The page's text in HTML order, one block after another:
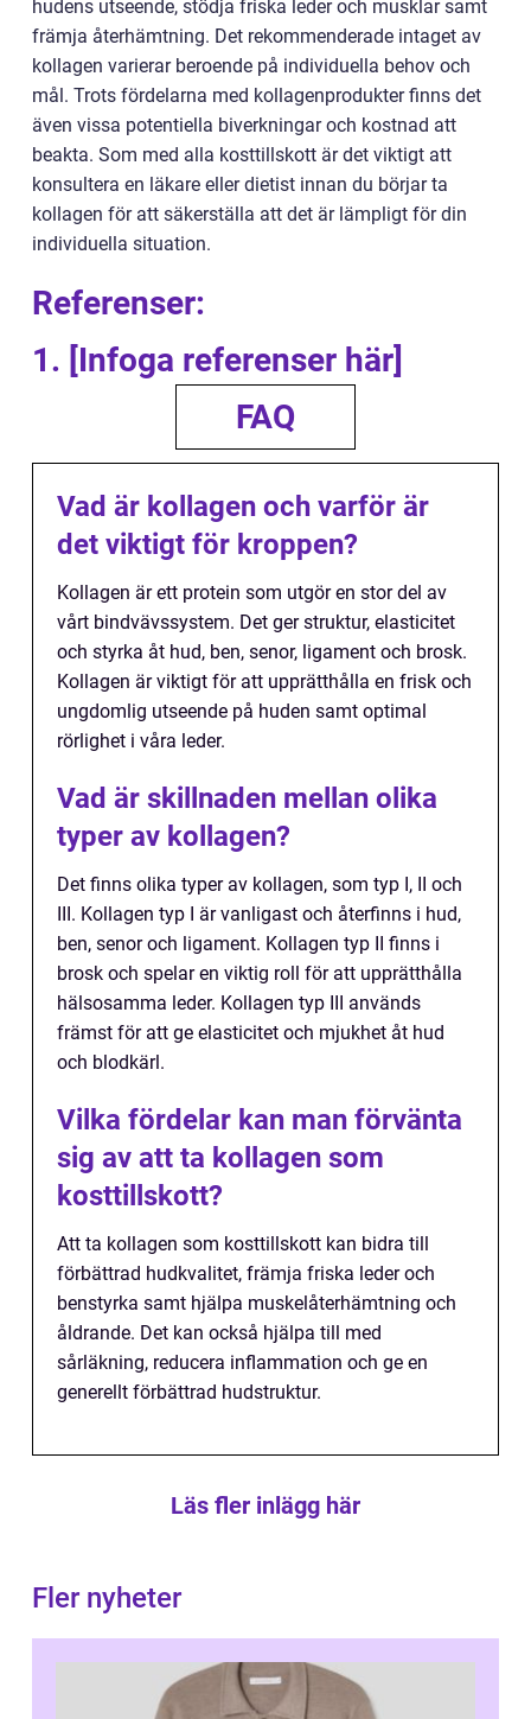
hudens utseende, stödja friska leder och musklar samt
främja återhämtning. Det rekommenderade intaget av
kollagen varierar beroende på individuella behov och
mål. Trots fördelarna med kollagenprodukter finns det
även vissa potentiella biverkningar och kostnad att
beakta. Som med alla kosttillskott är det viktigt att
konsultera en läkare eller dietist innan du börjar ta
kollagen för att säkerställa att det är lämpligt för din
individuella situation.
Referenser:
1. [Infoga referenser här]
FAQ
Vad är kollagen och varför är
det viktigt för kroppen?
Kollagen är ett protein som utgör en stor del av
vårt bindvävssystem. Det ger struktur, elasticitet
och styrka åt hud, ben, senor, ligament och brosk.
Kollagen är viktigt för att upprätthålla en frisk och
ungdomlig utseende på huden samt optimal
rörlighet i våra leder.
Vad är skillnaden mellan olika
typer av kollagen?
Det finns olika typer av kollagen, som typ I, II och
III. Kollagen typ I är vanligast och återfinns i hud,
ben, senor och ligament. Kollagen typ II finns i
brosk och spelar en viktig roll för att upprätthålla
hälsosamma leder. Kollagen typ III används
främst för att ge elasticitet och mjukhet åt hud
och blodkärl.
Vilka fördelar kan man förvänta
sig av att ta kollagen som
kosttillskott?
Att ta kollagen som kosttillskott kan bidra till
förbättrad hudkvalitet, främja friska leder och
benstyrka samt hjälpa muskelåterhämtning och
åldrande. Det kan också hjälpa till med
sårläkning, reducera inflammation och ge en
generellt förbättrad hudstruktur.
Läs fler inlägg här
Fler nyheter